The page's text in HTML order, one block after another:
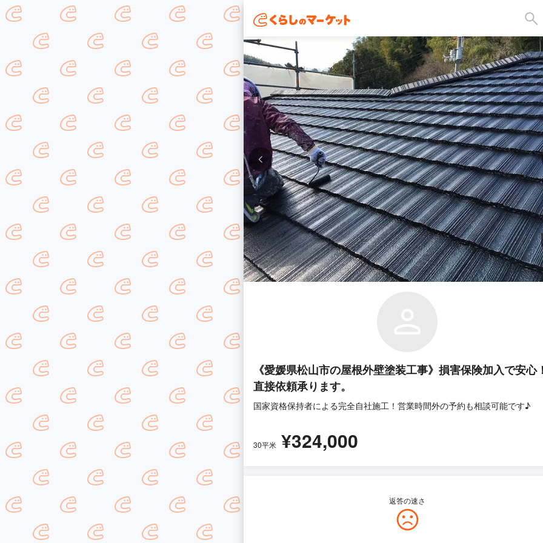
《愛媛県松山市の屋根外壁塗装工事》損害保険加入で安心
直接依頼承ります。
国家資格保持者による完全自社施工！営業時間外の予約も相談可能です♪
30平米 ¥324,000
返答の速さ